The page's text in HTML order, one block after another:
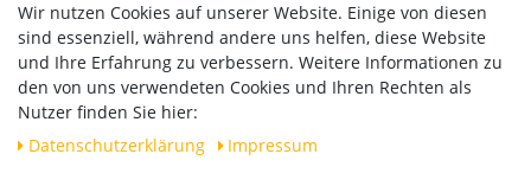
Wir nutzen Cookies auf unserer Website. Einige von diesen
sind essenziell, während andere uns helfen, diese Website
und Ihre Erfahrung zu verbessern. Weitere Informationen zu
den von uns verwendeten Cookies und Ihren Rechten als
Nutzer finden Sie hier:
Daten­schutz­erklärung
Impressum
Widerrufsrecht
Vertrag widerrufen
Versand